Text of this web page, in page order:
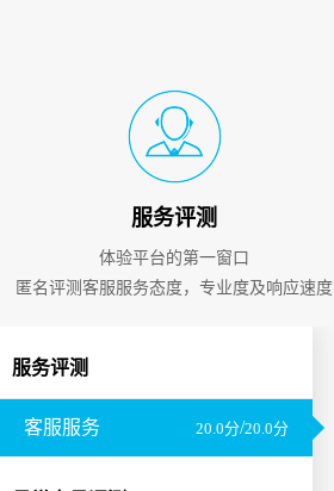
服务评测
体验平台的第一窗口
匿名评测客服服务态度，专业度及响应速度
服务评测
客服服务 20.0分/20.0分